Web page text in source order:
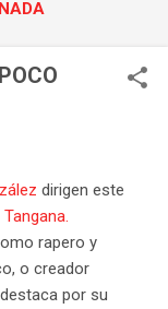
dirigen este
Tangana.
rapero y
o creador
por su